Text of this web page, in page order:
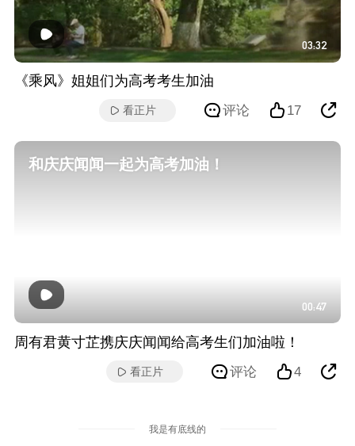
03:32
《乘风》姐姐们为高考考生加油
17
评论
看正片
和庆庆闻闻一起为高考加油！
00:47
周有君黄寸芷携庆庆闻闻给高考生们加油啦！
4
评论
看正片
我是有底线的